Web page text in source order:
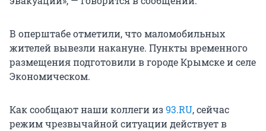
В оперштабе отметили, что маломобильных
жителей вывезли накануне. Пункты временного
размещения подготовили в городе Крымске и селе
Экономическом.
Как сообщают наши коллеги из93.RU, сейчас
режим чрезвычайной ситуации действует в